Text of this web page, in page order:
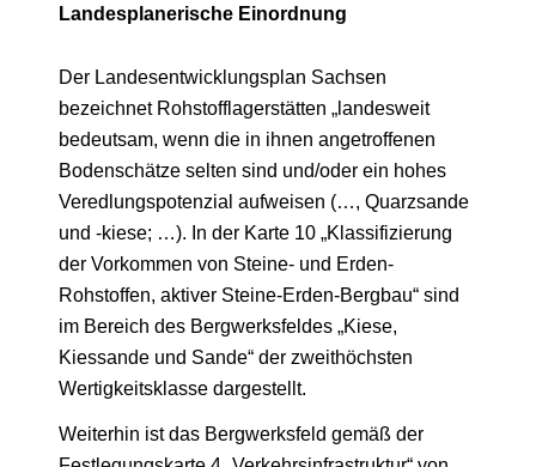
Landesplanerische Einordnung
Der Landesentwicklungsplan Sachsen
bezeichnet Rohstofflagerstätten „landesweit
bedeutsam, wenn die in ihnen angetroffenen
Bodenschätze selten sind und/oder ein hohes
Veredlungspotenzial aufweisen (…, Quarzsande
und -kiese; …). In der Karte 10 „Klassifizierung
der Vorkommen von Steine- und Erden-
Rohstoffen, aktiver Steine-Erden-Bergbau“ sind
im Bereich des Bergwerksfeldes „Kiese,
Kiessande und Sande“ der zweithöchsten
Wertigkeitsklasse dargestellt.
Weiterhin ist das Bergwerksfeld gemäß der